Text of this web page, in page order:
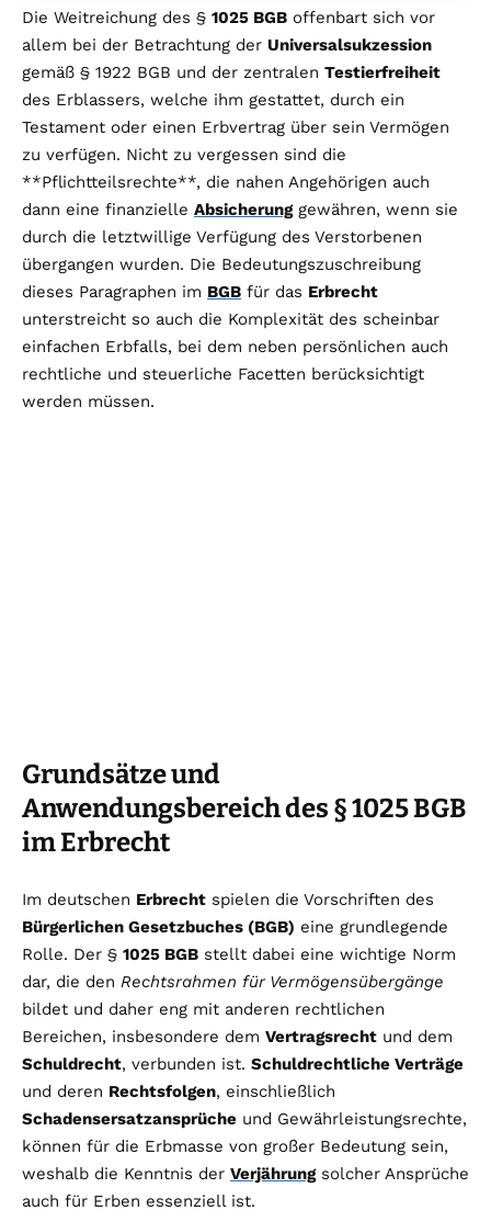
Die Weitreichung des § 1025 BGB offenbart sich vor
allem bei der Betrachtung der Universalsukzession
gemäß § 1922 BGB und der zentralen Testierfreiheit
des Erblassers, welche ihm gestattet, durch ein
Testament oder einen Erbvertrag über sein Vermögen
zu verfügen. Nicht zu vergessen sind die
**Pflichtteilsrechte**, die nahen Angehörigen auch
dann eine finanzielle Absicherunggewähren, wenn sie
durch die letztwillige Verfügung des Verstorbenen
übergangen wurden. Die Bedeutungszuschreibung
dieses Paragraphen im BGB für das Erbrecht
unterstreicht so auch die Komplexität des scheinbar
einfachen Erbfalls, bei dem neben persönlichen auch
rechtliche und steuerliche Facetten berücksichtigt
werden müssen.
Grundsätze und
Anwendungsbereich des § 1025 BGB
im Erbrecht
Im deutschen Erbrecht spielen die Vorschriften des
Bürgerlichen Gesetzbuches (BGB) eine grundlegende
Rolle. Der § 1025 BGB stellt dabei eine wichtige Norm
dar, die den Rechtsrahmen für Vermögensübergänge
bildet und daher eng mit anderen rechtlichen
Bereichen, insbesondere dem Vertragsrecht und dem
Schuldrecht, verbunden ist. Schuldrechtliche Verträge
und deren Rechtsfolgen, einschließlich
Schadensersatzansprüche und Gewährleistungsrechte,
können für die Erbmasse von großer Bedeutung sein,
weshalb die Kenntnis der Verjährungsolcher Ansprüche
auch für Erben essenziell ist.